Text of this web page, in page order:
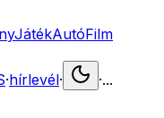
JátékAutóFilm
·hírlevél· ·...